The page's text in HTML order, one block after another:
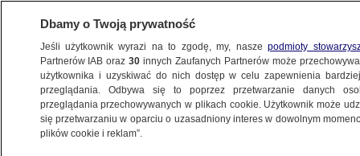
METEO
NAJNOWSZE
Dbamy o Twoją prywatność
Jeśli użytkownik wyrazi na to zgodę, my, naszepodmioty
Partnerów IAB oraz30 innych Zaufanych Partnerów może
użytkownika i uzyskiwać do nich dostęp w celu zapewnienia
przeglądania. Odbywa się to poprzez przetwarzanie danych
przeglądania przechowywanych w plikach cookie. Użytkownik może
się przetwarzaniu w oparciu o uzasadniony interes w dowolnym
plików cookie i reklam”.